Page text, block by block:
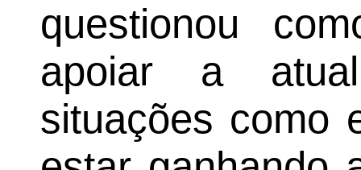
questionou
apoiar a
situações como